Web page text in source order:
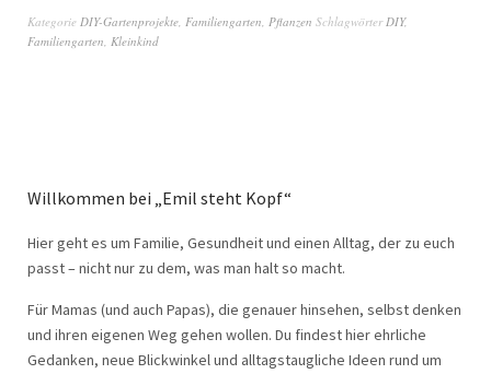
Kategorie DIY-Gartenprojekte, Familiengarten, Pflanzen SchlagwörterDIY,
Familiengarten, Kleinkind
Willkommen bei „Emil steht Kopf“
Hier geht es um Familie, Gesundheit und einen Alltag, der zu euch
passt – nicht nur zu dem, was man halt so macht.
Für Mamas (und auch Papas), die genauer hinsehen, selbst denken
und ihren eigenen Weg gehen wollen. Du findest hier ehrliche
Gedanken, neue Blickwinkel und alltagstaugliche Ideen rund um